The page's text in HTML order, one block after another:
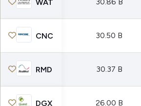
WAT
CNC 30.50 B
RMD 30.37 B
DGX 26.00 B